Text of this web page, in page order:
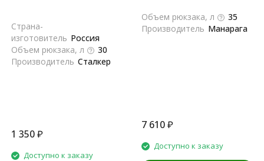
Страна-
изготовитель Россия
Объем рюкзака, л
30
Производитель Сталкер
1 350₽
Доступно к заказу
Объем рюкзака, л
35
Производитель Манарага
7 610₽
Доступно к заказу